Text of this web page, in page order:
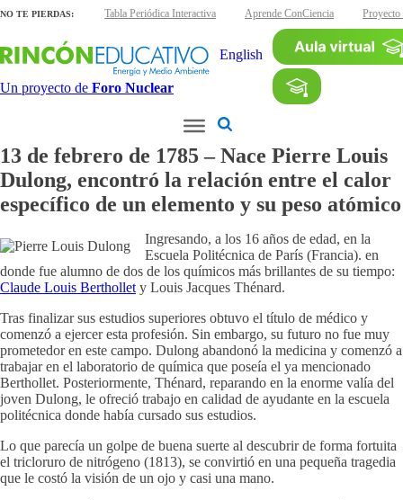
NO TE PIERDAS:
interactivas Tabla Periódica Interactiva Aprende ConCiencia Proyecto
Un proyecto de Foro Nuclear
English
13 de febrero de 1785 – Nace Pierre Louis
Dulong, encontró la relación entre el calor
específico de un elemento y su peso atómico
Ingresando, a los 16 años de edad, en la
Escuela Politécnica de París (Francia). en
donde fue alumno de dos de los químicos más brillantes de su tiempo:
Claude Louis Berthollet y Louis Jacques Thénard.
Tras finalizar sus estudios superiores obtuvo el título de médico y
comenzó a ejercer esta profesión. Sin embargo, su futuro no fue muy
prometedor en este campo. Dulong abandonó la medicina y comenzó a
trabajar en el laboratorio de química que poseía el ya mencionado
Berthollet. Posteriormente, Thénard, reparando en la enorme valía del
joven Dulong, le ofreció trabajo en calidad de ayudante en la escuela
politécnica donde había cursado sus estudios.
Lo que parecía un golpe de buena suerte al descubrir de forma fortuita
el tricloruro de nitrógeno (1813), se convirtió en una pequeña tragedia
que le costó la visión de un ojo y casi una mano.